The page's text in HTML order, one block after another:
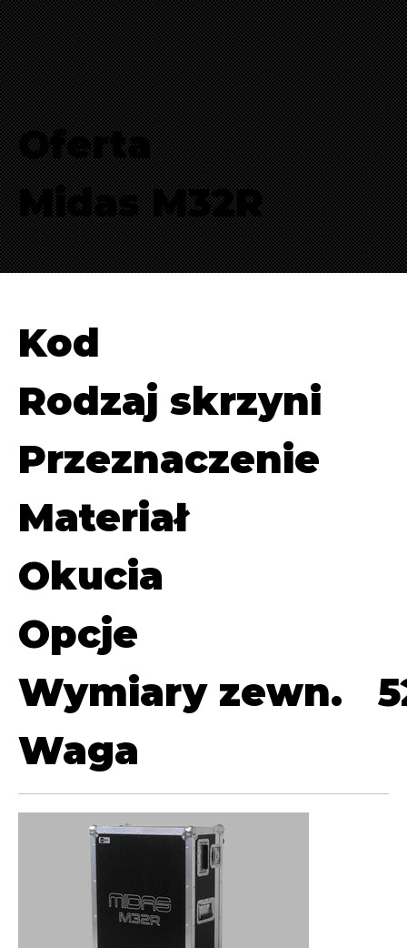
Oferta
Midas M32R
Kod
Rodzaj skrzyni
Przeznaczenie
Materiał
Okucia
Opcje
Waga
Wymiary zewn.